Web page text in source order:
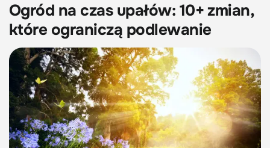
Ogród na czas upałów: 10+ zmian,
które ograniczą podlewanie